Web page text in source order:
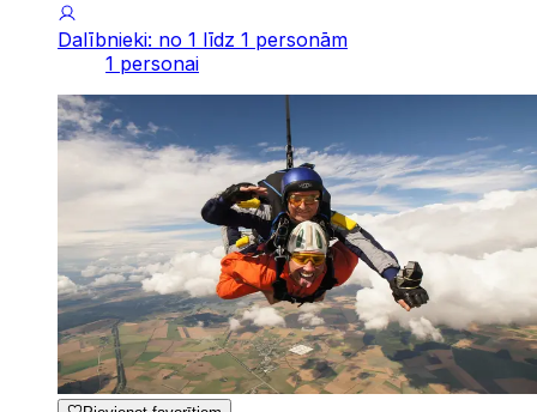
Dalībnieki: no 1 līdz 1 personām
1 personai